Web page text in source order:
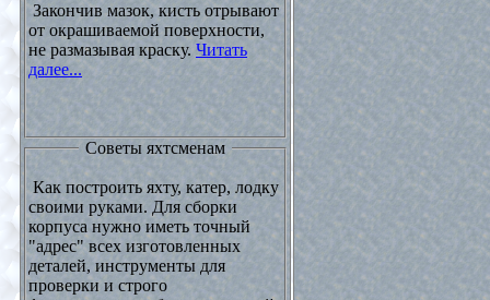
Закончив мазок, кисть отрывают
от окрашиваемой поверхности,
не размазывая краску. Читать
далее...
Советы яхтсменам
Как построить яхту, катер, лодку
своими руками. Для сборки
корпуса нужно иметь точный
"адрес" всех изготовленных
деталей, инструменты для
проверки и строго